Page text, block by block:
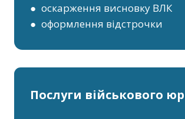
● оскарження висновку ВЛК
● оформлення відстрочки
Послуги військового